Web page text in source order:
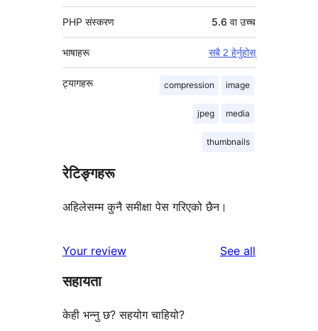
PHP संस्करण 5.6 वा उच्च
भाषाहरू सबै 2 हेर्नुहोस्
ट्यागहरू compression image
jpeg media
thumbnails
रेटिङ्गहरू
अहिलेसम्म कुनै समीक्षा पेस गरिएको छैन।
Your review See all
सहायता
केही भन्नु छ? सहयोग चाहियो?